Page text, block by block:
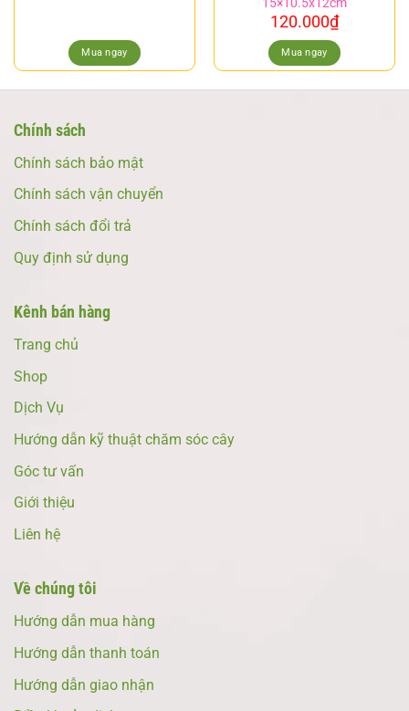
Mua ngay
120.000₫
Mua ngay
Chính sách
Chính sách bảo mật
Chính sách vận chuyển
Chính sách đổi trả
Quy định sử dụng
Kênh bán hàng
Trang chủ
Shop
Dịch Vụ
Hướng dẫn kỹ thuật chăm sóc cây
Góc tư vấn
Giới thiệu
Liên hệ
Về chúng tôi
Hướng dẫn mua hàng
Hướng dẫn thanh toán
Hướng dẫn giao nhận